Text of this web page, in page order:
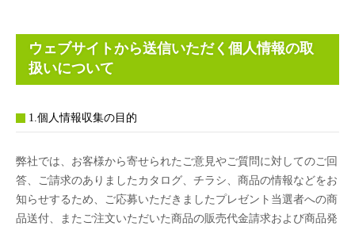
ウェブサイトから送信いただく個人情報の取
扱いについて
1.個人情報収集の目的
弊社では、お客様から寄せられたご意見やご質問に対してのご回
答、ご請求のありましたカタログ、チラシ、商品の情報などをお
知らせするため、ご応募いただきましたプレゼント当選者への商
品送付、またご注文いただいた商品の販売代金請求および商品発